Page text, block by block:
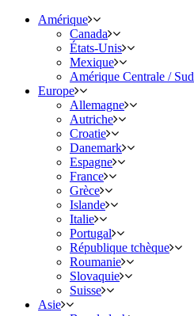
Amérique
Canada
États-Unis
Mexique
Amérique Centrale / Sud
Europe
Allemagne
Autriche
Croatie
Danemark
Espagne
France
Grèce
Islande
Italie
Portugal
République tchèque
Roumanie
Slovaquie
Suisse
Asie